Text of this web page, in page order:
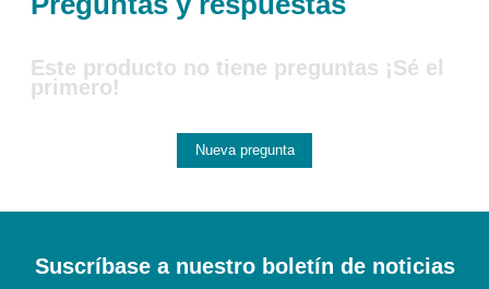
Este producto no tiene preguntas ¡Sé el
primero!
Nueva pregunta
Suscríbase a nuestro boletín de noticias